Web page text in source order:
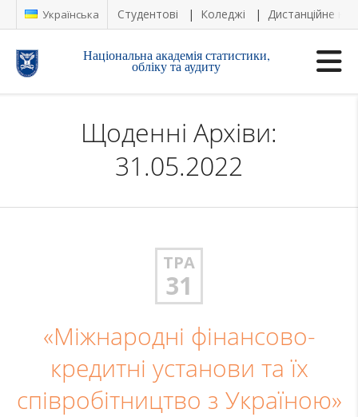
Українська Студентові Коледжі Дистанційне
Національна академія статистики,
обліку та аудиту
Щоденні Архіви:
31.05.2022
ТРА
31
«Міжнародні фінансово-
кредитні установи та їх
співробітництво з Україною»